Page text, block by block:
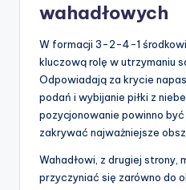
wahadłowych
W formacji 3-2-4-1
kluczową rolę w utrzymaniu
Odpowiadają za krycie
podań i wybijanie piłki z
pozycjonowanie powinno
zakrywać najważniejsze
Wahadłowi, z drugiej strony,
przyczyniać się zarówno do